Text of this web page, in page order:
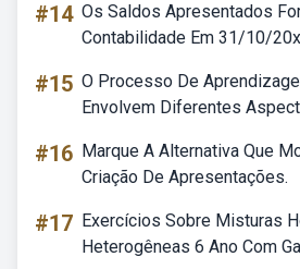
#14 Os Saldos Apresentados
Contabilidade Em 31/10/
#15 O Processo De
Envolvem Diferentes
#16 Marque A Alternativa Que
Criação De Apresentações.
#17 Exercícios Sobre Misturas
Heterogêneas 6 Ano Com